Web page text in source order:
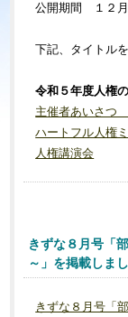
公開期間 １２月
下記、タイトル
令和５年度人権
主催者あいさつ
ハートフル人権
人権講演会
きずな８月号「
～」を掲載しまし
きずな８月号「